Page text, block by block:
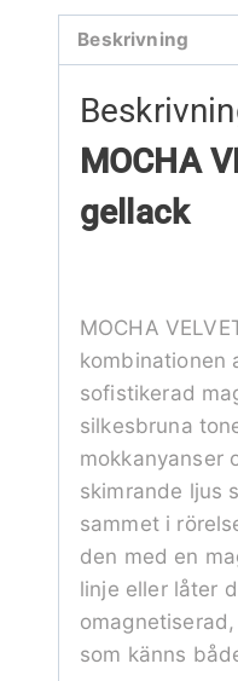
Beskrivning
MOCHA
gellack
MOCHA
kombinationen
sofistikerad
silkesbruna
mokkanyanser
skimrande ljus
sammet i
den med en
linje eller låter
som känns